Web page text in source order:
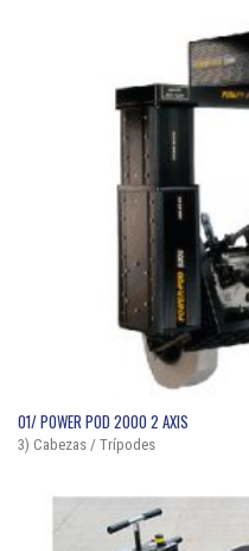
01/ POWER POD 2000 2 AXIS
3) Cabezas / Trípodes